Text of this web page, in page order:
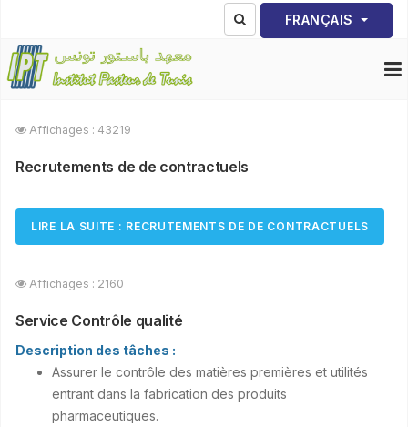
Sélectionnez votre
FRANÇAIS
Affichages : 43219
Recrutements de de contractuels
LIRE LA SUITE : RECRUTEMENTS DE DE CONTRACTUELS
Affichages : 2160
Service Contrôle qualité
Description des tâches :
Assurer le contrôle des matières premières et utilités
entrant dans la fabrication des produits
pharmaceutiques.